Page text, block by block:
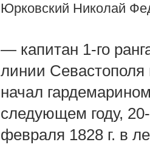
Юрковский Николай
— капитан 1-го
линии
начал
следующем году,
февраля 1828 г. в